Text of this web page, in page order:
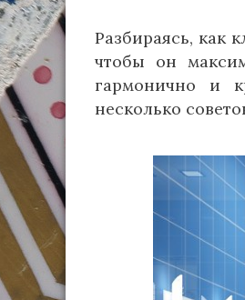
Разбираясь, как
чтобы он
гармонично и
несколько